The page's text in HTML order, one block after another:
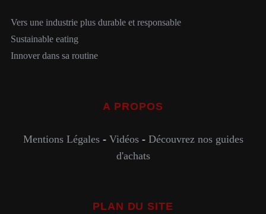
Vers une industrie plus durable et responsable
Sustainable eating
Innover dans sa routine
A PROPOS
Mentions Légales- Vidéos- Découvrez nos guides
d'achats
PLAN DU SITE